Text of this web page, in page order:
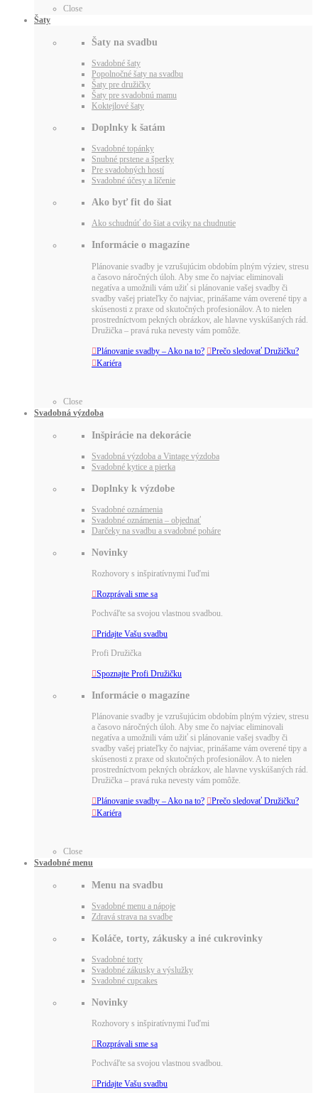
Close
Šaty
Šaty na svadbu
Svadobné šaty
Popolnočné šaty na svadbu
Šaty pre družičky
Šaty pre svadobnú mamu
Koktejlové šaty
Doplnky k šatám
Svadobné topánky
Snubné prstene a šperky
Pre svadobných hostí
Svadobné účesy a líčenie
Ako byť fit do šiat
Ako schudnúť do šiat a cviky na chudnutie
Informácie o magazíne
Plánovanie svadby je vzrušujúcim obdobím plným výziev, stresu
a časovo náročných úloh. Aby sme čo najviac eliminovali
negatíva a umožnili vám užiť si plánovanie vašej svadby či
svadby vašej priateľky čo najviac, prinášame vám overené tipy a
skúsenosti z praxe od skutočných profesionálov. A to nielen
prostredníctvom pekných obrázkov, ale hlavne vyskúšaných rád.
Družička – pravá ruka nevesty vám pomôže.
Plánovanie svadby – Ako na to? Prečo sledovať Družičku?
Kariéra
Close
Svadobná výzdoba
Inšpirácie na dekorácie
Svadobná výzdoba a Vintage výzdoba
Svadobné kytice a pierka
Doplnky k výzdobe
Svadobné oznámenia
Svadobné oznámenia – objednať
Darčeky na svadbu a svadobné poháre
Novinky
Rozhovory s inšpiratívnymi ľuďmi
Rozprávali sme sa
Pochváľte sa svojou vlastnou svadbou.
Pridajte Vašu svadbu
Profi Družička
Spoznajte Profi Družičku
Informácie o magazíne
Plánovanie svadby je vzrušujúcim obdobím plným výziev, stresu
a časovo náročných úloh. Aby sme čo najviac eliminovali
negatíva a umožnili vám užiť si plánovanie vašej svadby či
svadby vašej priateľky čo najviac, prinášame vám overené tipy a
skúsenosti z praxe od skutočných profesionálov. A to nielen
prostredníctvom pekných obrázkov, ale hlavne vyskúšaných rád.
Družička – pravá ruka nevesty vám pomôže.
Plánovanie svadby – Ako na to? Prečo sledovať Družičku?
Kariéra
Close
Svadobné menu
Menu na svadbu
Svadobné menu a nápoje
Zdravá strava na svadbe
Koláče, torty, zákusky a iné cukrovinky
Svadobné torty
Svadobné zákusky a výslužky
Svadobné cupcakes
Novinky
Rozhovory s inšpiratívnymi ľuďmi
Rozprávali sme sa
Pochváľte sa svojou vlastnou svadbou.
Pridajte Vašu svadbu